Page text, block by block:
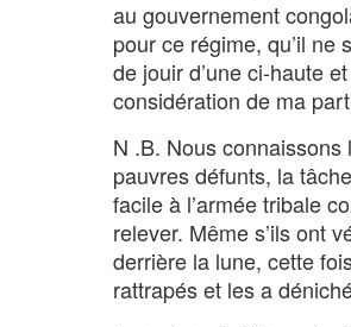
au gouvernement
pour ce régime, qu’il ne
de jouir d’une ci-haute
considération de ma
N .B. Nous connaissons
pauvres défunts, la
facile à l’armée tribale
relever. Même s’ils ont
derrière la lune, cette
rattrapés et les a